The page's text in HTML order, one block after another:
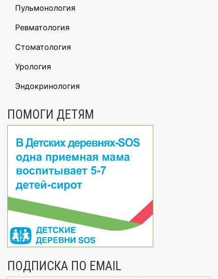
Пульмонология
Ревматология
Стоматология
Урология
Эндокринология
ПОМОГИ ДЕТЯМ
ПОДПИСКА ПО EMAIL